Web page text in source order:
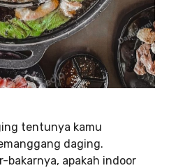
tentunya kamu
daging.
bakarnya, apakah indoor